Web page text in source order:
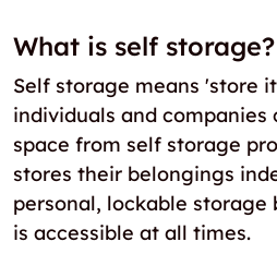
What is self storage?
Self storage means 'store
individuals and companies
space from self storage
stores their belongings
personal, lockable storage
is accessible at all times.